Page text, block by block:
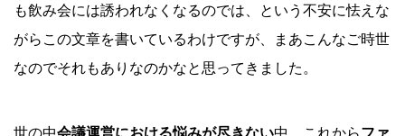
も飲み会には誘われなくなるのでは、という不安に怯えな
がらこの文章を書いているわけですが、まあこんなご時世
なのでそれもありなのかなと思ってきました。